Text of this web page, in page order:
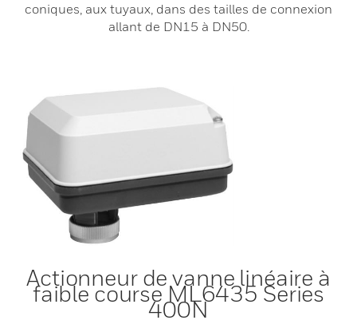
coniques, aux tuyaux, dans des tailles de connexion
allant de DN15 à DN50.
Actionneur de vanne linéaire à
faible course ML6435 Series
400N